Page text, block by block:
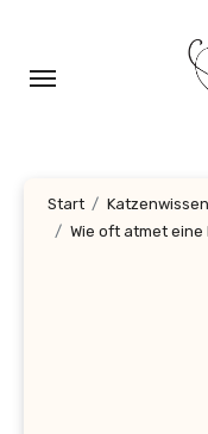
springen
Start
Katzenwissen
Wie oft atmet eine